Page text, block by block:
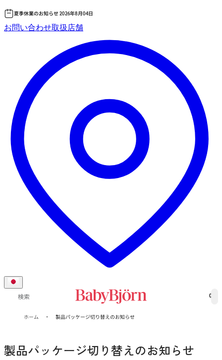
ン
ス
キッ
夏季休業のお知らせ 2026年8月04日
お問い合わせ取扱店舗
検索 0
ホーム 製品パッケージ切り替えのお知らせ
製品パッケージ切り替えのお知らせ